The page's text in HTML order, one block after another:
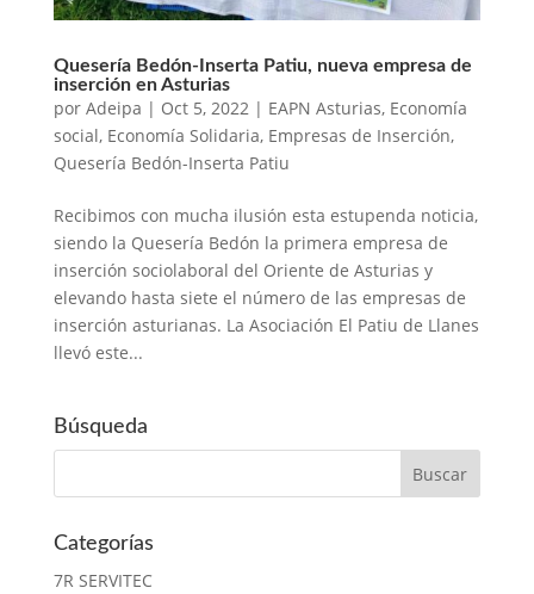
Quesería Bedón-Inserta Patiu, nueva empresa de
inserción en Asturias
por Adeipa | Oct 5, 2022| EAPN Asturias, Economía
social, Economía Solidaria, Empresas de Inserción,
Quesería Bedón-Inserta Patiu
Recibimos con mucha ilusión esta estupenda noticia,
siendo la Quesería Bedón la primera empresa de
inserción sociolaboral del Oriente de Asturias y
elevando hasta siete el número de las empresas de
inserción asturianas. La Asociación El Patiu de Llanes
llevó este...
Búsqueda
Categorías
7R SERVITEC